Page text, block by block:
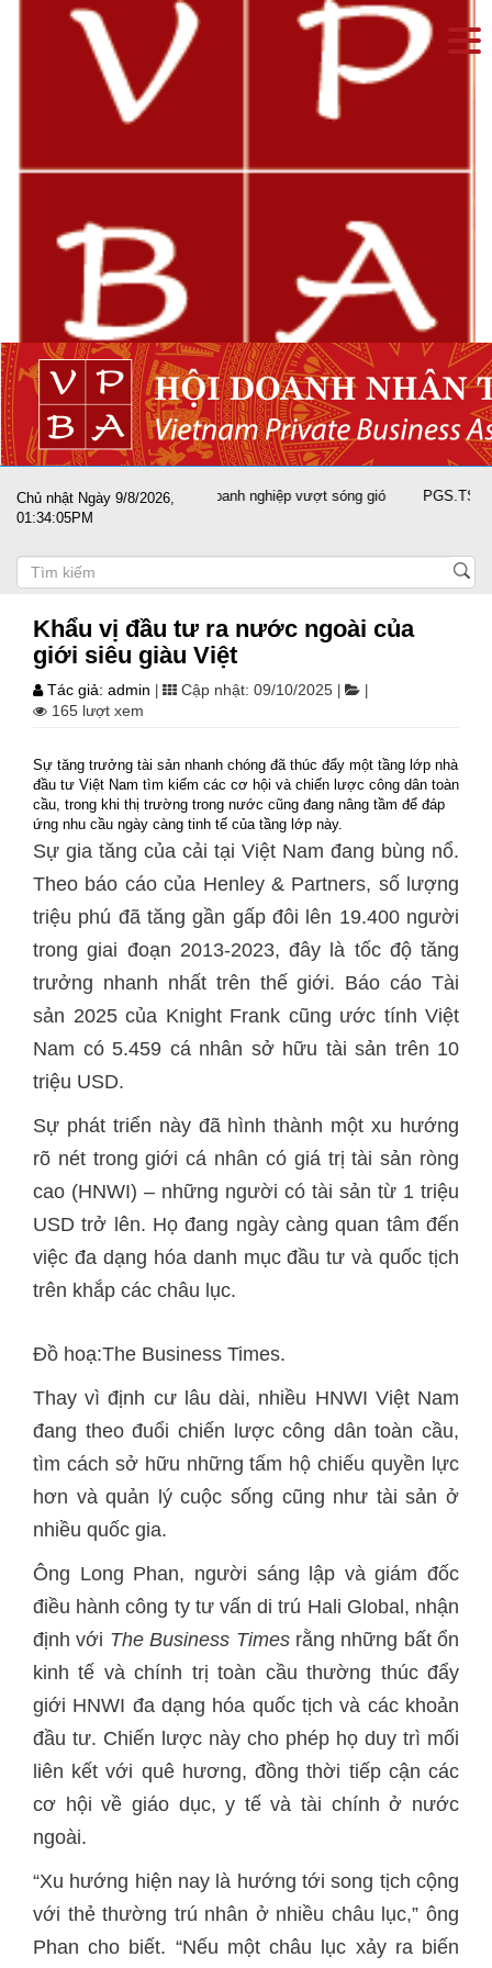
Chủ nhật Ngày 9/8/2026,
01:34:06PM
Đất nước sát cánh cùng doanh nghiệp vượt sóng gió PGS.TS
Khẩu vị đầu tư ra nước ngoài của
giới siêu giàu Việt
Tác giả: admin Cập nhật: 09/10/2025
165 lượt xem
Sự tăng trưởng tài sản nhanh chóng đã thúc đẩy một tầng lớp nhà
đầu tư Việt Nam tìm kiếm các cơ hội và chiến lược công dân toàn
cầu, trong khi thị trường trong nước cũng đang nâng tầm để đáp
ứng nhu cầu ngày càng tinh tế của tầng lớp này.
Sự gia tăng của cải tại Việt Nam đang bùng nổ.
Theo báo cáo của Henley & Partners, số lượng
triệu phú đã tăng gần gấp đôi lên 19.400 người
trong giai đoạn 2013-2023, đây là tốc độ tăng
trưởng nhanh nhất trên thế giới. Báo cáo Tài
sản 2025 của Knight Frank cũng ước tính Việt
Nam có 5.459 cá nhân sở hữu tài sản trên 10
triệu USD.
Sự phát triển này đã hình thành một xu hướng
rõ nét trong giới cá nhân có giá trị tài sản ròng
cao (HNWI) – những người có tài sản từ 1 triệu
USD trở lên. Họ đang ngày càng quan tâm đến
việc đa dạng hóa danh mục đầu tư và quốc tịch
trên khắp các châu lục.
Đồ hoạ:The Business Times.
Thay vì định cư lâu dài, nhiều HNWI Việt Nam
đang theo đuổi chiến lược công dân toàn cầu,
tìm cách sở hữu những tấm hộ chiếu quyền lực
hơn và quản lý cuộc sống cũng như tài sản ở
nhiều quốc gia.
Ông Long Phan, người sáng lập và giám đốc
điều hành công ty tư vấn di trú Hali Global, nhận
định với The Business Timesrằng những bất ổn
kinh tế và chính trị toàn cầu thường thúc đẩy
giới HNWI đa dạng hóa quốc tịch và các khoản
đầu tư. Chiến lược này cho phép họ duy trì mối
liên kết với quê hương, đồng thời tiếp cận các
cơ hội về giáo dục, y tế và tài chính ở nước
ngoài.
“Xu hướng hiện nay là hướng tới song tịch cộng
với thẻ thường trú nhân ở nhiều châu lục,” ông
Phan cho biết. “Nếu một châu lục xảy ra biến